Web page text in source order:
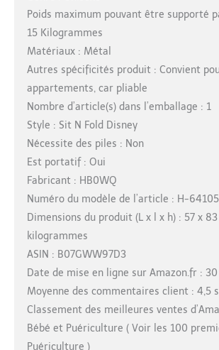
Poids maximum pouvant être supporté
15 Kilogrammes
Matériaux : Métal
Autres spécificités produit : Convient
appartements, car pliable
Nombre d’article(s) dans l’emballage : 1
Style : Sit N Fold Disney
Nécessite des piles : Non
Est portatif : Oui
Fabricant : HB0WQ
Numéro du modèle de l’article : H-64105
Dimensions du produit (L x l x h) : 57 x
kilogrammes
ASIN : B07GWW97D3
Date de mise en ligne sur Amazon.fr :
Moyenne des commentaires client : 4,5
Classement des meilleures ventes
Bébé et Puériculture ( Voir les 100
Puériculture )